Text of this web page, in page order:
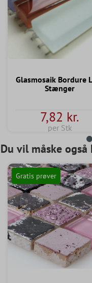
Glasmosaik Bordure
Stænger
7,82 kr.
per Stk
Du vil måske
Gratis prøver